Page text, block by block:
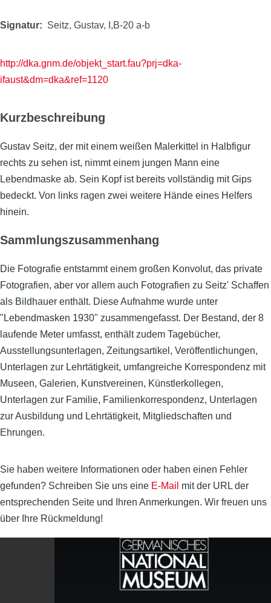
Signatur Seitz, Gustav, I,B-20 a-b
http://dka.gnm.de/objekt_start.fau?prj=dka-
ifaust&dm=dka&ref=1120
Kurzbeschreibung
Gustav Seitz, der mit einem weißen Malerkittel in Halbfigur
rechts zu sehen ist, nimmt einem jungen Mann eine
Lebendmaske ab. Sein Kopf ist bereits vollständig mit Gips
bedeckt. Von links ragen zwei weitere Hände eines Helfers
hinein.
Sammlungszusammenhang
Die Fotografie entstammt einem großen Konvolut, das private
Fotografien, aber vor allem auch Fotografien zu Seitz' Schaffen
als Bildhauer enthält. Diese Aufnahme wurde unter
"Lebendmasken 1930" zusammengefasst. Der Bestand, der 8
laufende Meter umfasst, enthält zudem Tagebücher,
Ausstellungsunterlagen, Zeitungsartikel, Veröffentlichungen,
Unterlagen zur Lehrtätigkeit, umfangreiche Korrespondenz mit
Museen, Galerien, Kunstvereinen, Künstlerkollegen,
Unterlagen zur Familie, Familienkorrespondenz, Unterlagen
zur Ausbildung und Lehrtätigkeit, Mitgliedschaften und
Ehrungen.
Sie haben weitere Informationen oder haben einen Fehler
gefunden? Schreiben Sie uns eine E-Mail mit der URL der
entsprechenden Seite und Ihren Anmerkungen. Wir freuen uns
über Ihre Rückmeldung!